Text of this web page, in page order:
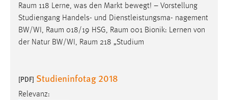
Raum 118 Lerne, was den Markt bewegt! – Vorstellung
Studiengang Handels- und Dienstleistungsma- nagement
BW/WI, Raum 018/19 HSG, Raum 001 Bionik: Lernen von
der Natur BW/WI, Raum 218 „Studium
[PDF] Studieninfotag 2018
Relevanz: